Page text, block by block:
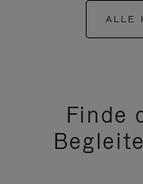
ALLE
Finde